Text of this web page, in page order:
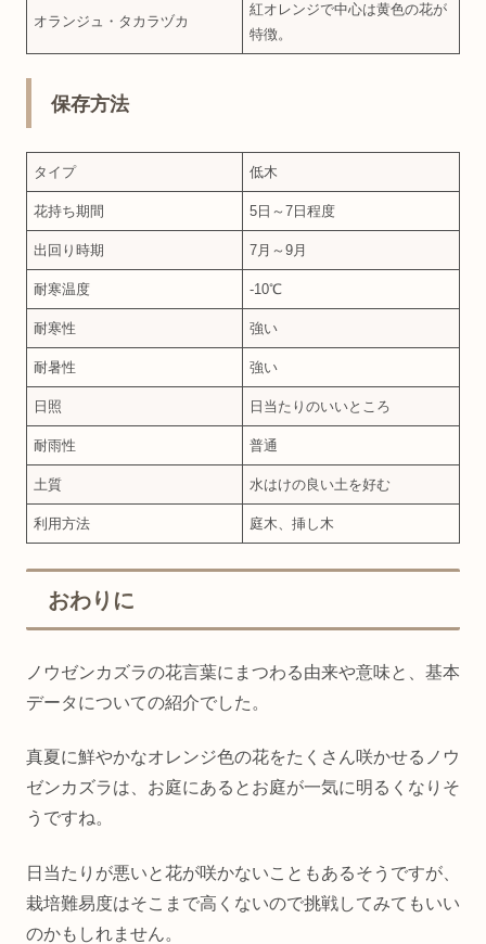
オランジュ・タカラヅカ
紅オレンジで中心は黄色の花が
特徴。
保存方法
タイプ 低木
花持ち期間 5日～7日程度
出回り時期 7月～9月
耐寒温度 ‐10℃
耐寒性 強い
耐暑性 強い
日照 日当たりのいいところ
耐雨性 普通
土質 水はけの良い土を好む
利用方法 庭木、挿し木
おわりに
ノウゼンカズラの花言葉にまつわる由来や意味と、基本
データについての紹介でした。
真夏に鮮やかなオレンジ色の花をたくさん咲かせるノウ
ゼンカズラは、お庭にあるとお庭が一気に明るくなりそ
うですね。
日当たりが悪いと花が咲かないこともあるそうですが、
栽培難易度はそこまで高くないので挑戦してみてもいい
のかもしれません。